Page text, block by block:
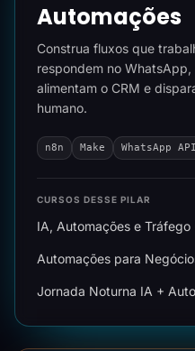
Automações
Construa fluxos que
respondem no
alimentam o CRM e
humano.
n8n Make WhatsApp API
CURSOS DESSE PILAR
IA, Automações e Tráfego
Automações para
Jornada Noturna IA +